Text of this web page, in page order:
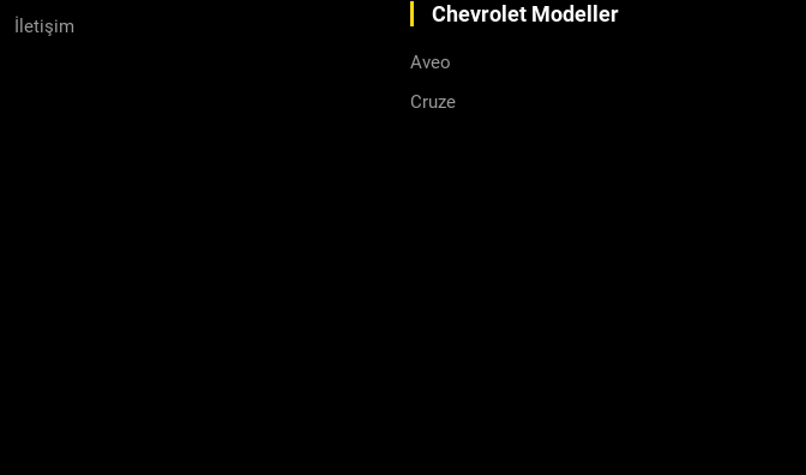
İletişim
Chevrolet Modeller
Aveo
Cruze